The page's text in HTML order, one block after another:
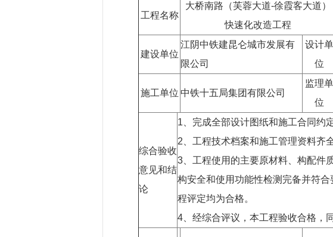
工程名称
大桥南路（芙蓉大道-徐霞客大道）
快速化改造工程
建设单位
江阴中铁建昆仑城市发展有
限公司
设计单
位
施工单位 中铁十五局集团有限公司
监理单
位
综合验收
意见和结
论
1、完成全部设计图纸和施工合同约
2、工程技术档案和施工管理资料齐
3、工程使用的主要原材料、构配件
构安全和使用功能性检测完备并符
程评定均为合格。
4、经综合评议，本工程验收合格，